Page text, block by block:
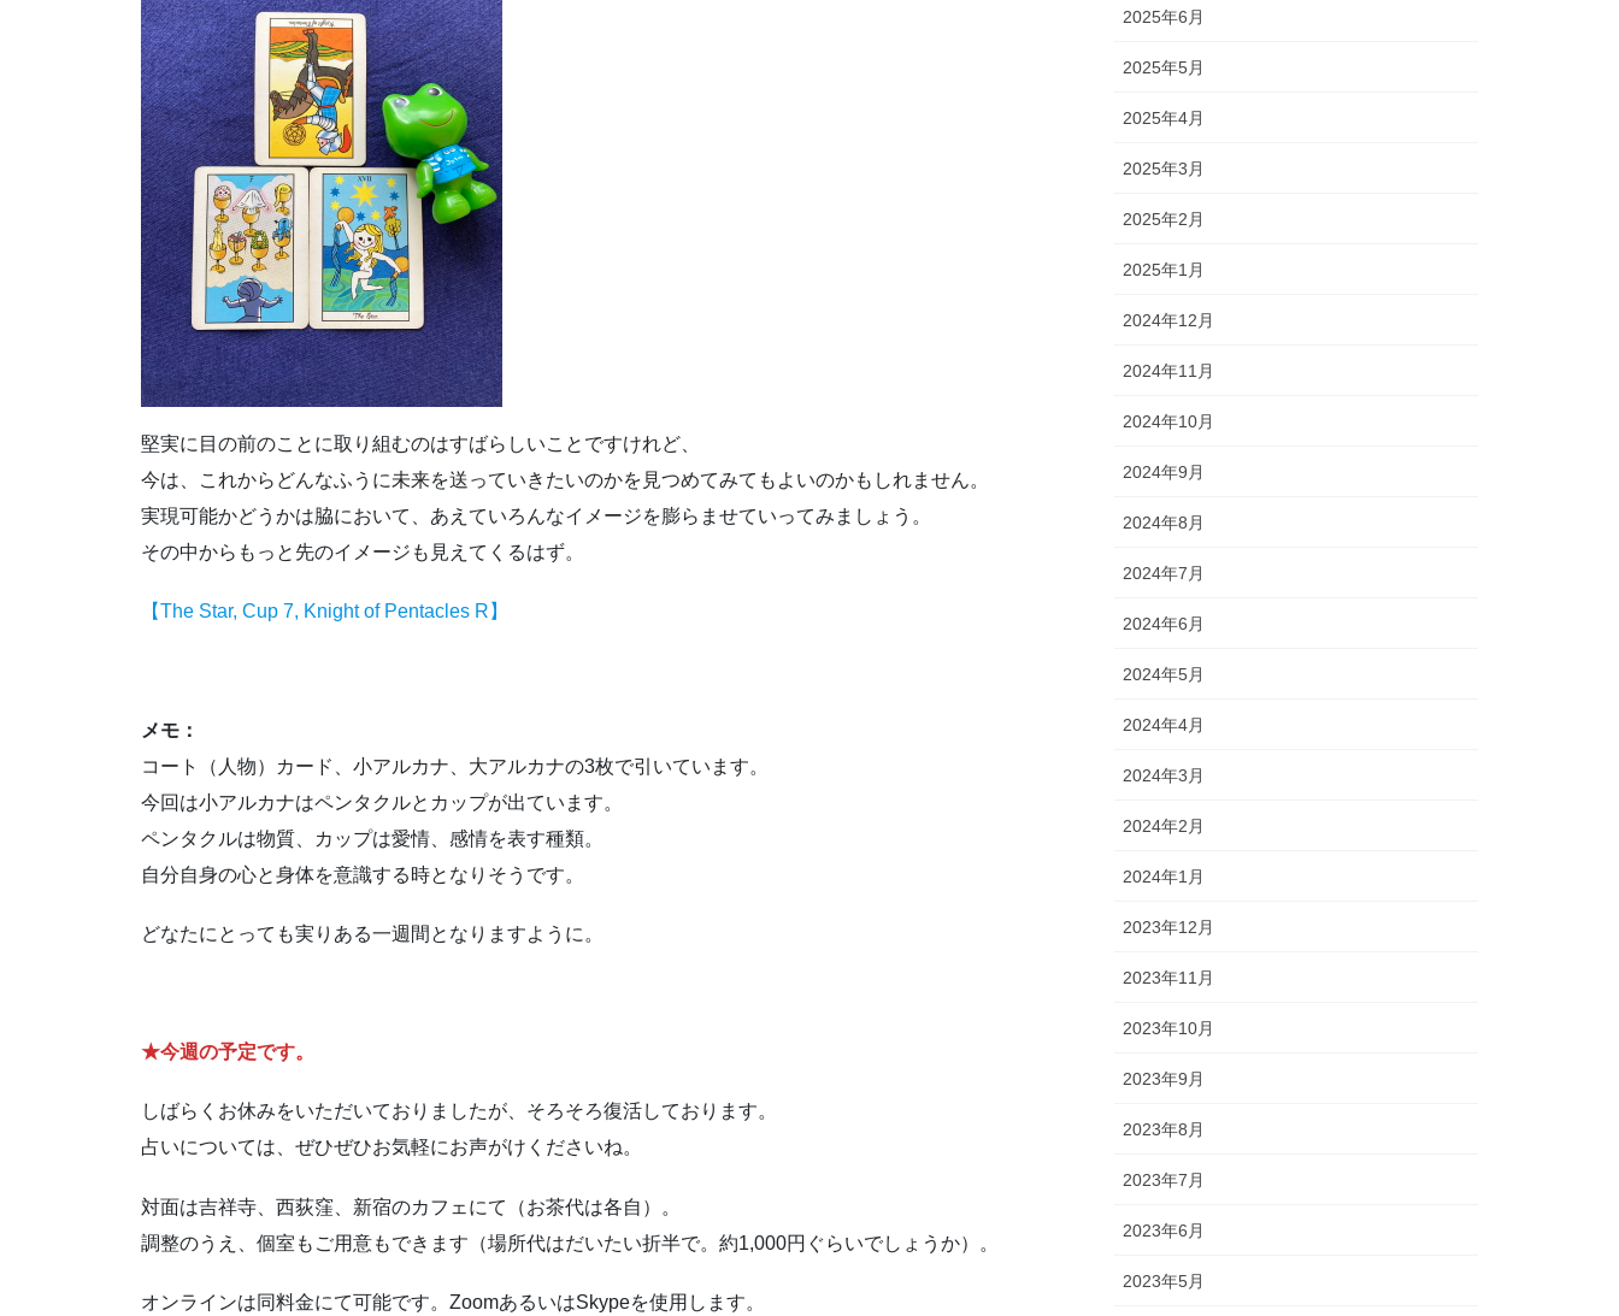
堅実に目の前のことに取り組むのはすばらしいことですけれど、
今は、これからどんなふうに未来を送っていきたいのかを見つめてみてもよいのかもしれません。
実現可能かどうかは脇において、あえていろんなイメージを膨らませていってみましょう。
その中からもっと先のイメージも見えてくるはず。
【The Star, Cup 7, Knight of Pentacles R】
メモ：
コート（人物）カード、小アルカナ、大アルカナの3枚で引いています。
今回は小アルカナはペンタクルとカップが出ています。
ペンタクルは物質、カップは愛情、感情を表す種類。
自分自身の心と身体を意識する時となりそうです。
どなたにとっても実りある一週間となりますように。
★今週の予定です。
しばらくお休みをいただいておりましたが、そろそろ復活しております。
占いについては、ぜひぜひお気軽にお声がけくださいね。
対面は吉祥寺、西荻窪、新宿のカフェにて（お茶代は各自）。
調整のうえ、個室もご用意もできます（場所代はだいたい折半で。約1,000円ぐらいでしょうか）。
オンラインは同料金にて可能です。ZoomあるいはSkypeを使用します。
2025年6月
2025年5月
2025年4月
2025年3月
2025年2月
2025年1月
2024年12月
2024年11月
2024年10月
2024年9月
2024年8月
2024年7月
2024年6月
2024年5月
2024年4月
2024年3月
2024年2月
2024年1月
2023年12月
2023年11月
2023年10月
2023年9月
2023年8月
2023年7月
2023年6月
2023年5月